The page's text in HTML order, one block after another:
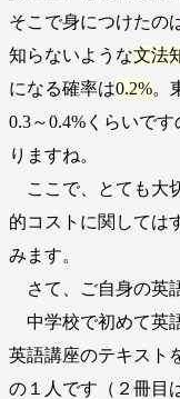
そこで身につけたの
知らないような文法
になる確率は0.2%。
0.3～0.4%くらいで
りますね。
ここで、とても大
的コストに関しては
みます。
さて、ご自身の英
中学校で初めて英
英語講座のテキスト
の１人です（２冊目